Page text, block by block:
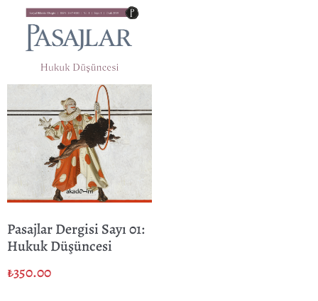
Pasajlar Dergisi Sayı 01:
Hukuk Düşüncesi
₺350.00